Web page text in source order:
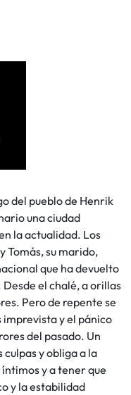
del pueblo de Henrik
una ciudad
la actualidad. Los
Tomás, su marido,
que ha devuelto
el chalé, a orillas
Pero de repente se
imprevista y el pánico
del pasado. Un
y obliga a la
y a tener que
y la estabilidad